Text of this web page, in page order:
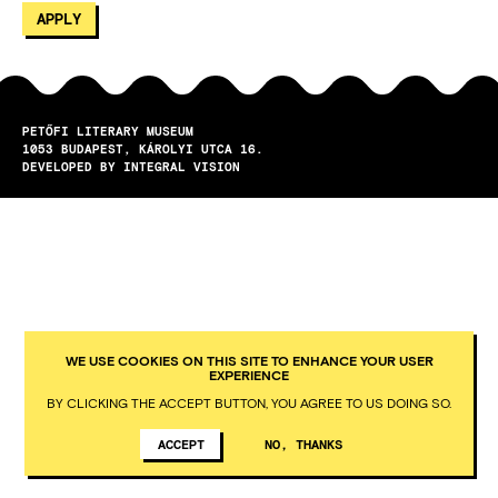
PETŐFI LITERARY MUSEUM
1053
BUDAPEST
KÁROLYI UTCA 16.
DEVELOPED BY INTEGRAL VISION
WE USE COOKIES ON THIS SITE TO ENHANCE YOUR USER
EXPERIENCE
BY CLICKING THE ACCEPT BUTTON, YOU AGREE TO US DOING SO.
ACCEPT NO, THANKS